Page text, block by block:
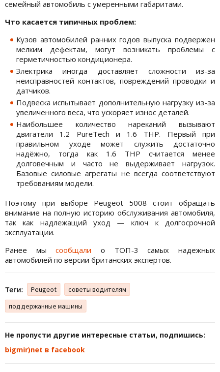
семейный автомобиль с умеренными габаритами.
Что касается типичных проблем:
Кузов автомобилей ранних годов выпуска подвержен
мелким дефектам, могут возникать проблемы с
герметичностью кондиционера.
Электрика иногда доставляет сложности из-за
неисправностей контактов, повреждений проводки и
датчиков.
Подвеска испытывает дополнительную нагрузку из-за
увеличенного веса, что ускоряет износ деталей.
Наибольшее количество нареканий вызывают
двигатели 1.2 PureTech и 1.6 THP. Первый при
правильном уходе может служить достаточно
надёжно, тогда как 1.6 THP считается менее
долговечным и часто не выдерживает нагрузок.
Базовые силовые агрегаты не всегда соответствуют
требованиям модели.
Поэтому при выборе Peugeot 5008 стоит обращать
внимание на полную историю обслуживания автомобиля,
так как надлежащий уход — ключ к долгосрочной
эксплуатации.
Ранее мысообщали о ТОП-3 самых надежных
автомобилей по версии британских экспертов.
Теги: Peugeot
советы водителям
поддержанные машины
Не пропусти другие интересные статьи, подпишись:
bigmir)net в facebook